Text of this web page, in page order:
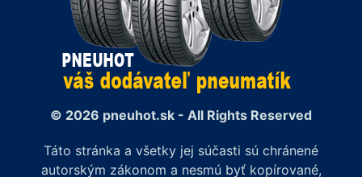
© 2026 pneuhot.sk - All Rights Reserved
Táto stránka a všetky jej súčasti sú chránené
autorským zákonom a nesmú byť kopírované,